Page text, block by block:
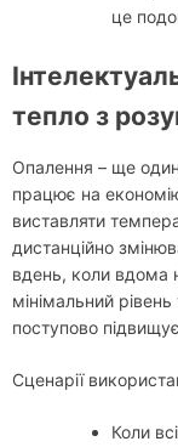
це
тепло з
Опалення – ще
працює на
виставляти
дистанційно
вдень, коли вдома
мінімальний
поступово
Сценарії
Коли